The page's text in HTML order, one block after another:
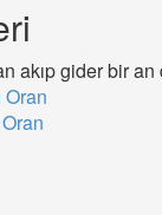
akıp gider bir an
Oran